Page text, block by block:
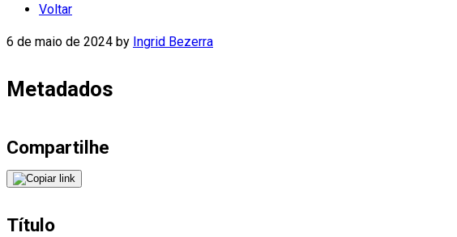
Voltar
6 de maio de 2024 by Ingrid Bezerra
Metadados
Compartilhe
Título